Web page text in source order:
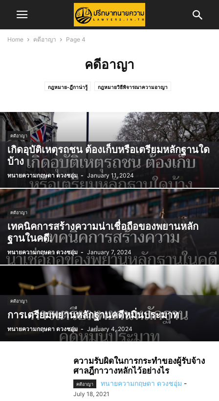
Home คดีอาญา Page 4
คดีอาญา
กฎหมาย-ฎีกาน่ารู้ กฎหมายวิธีพิจารณาความอาญา
ข่าวสอบทนายความ ข่าวสอบผู้พิพากษา/อัยการ ข่าวสาร ข่าวสารทนายความ
ข่าวสารสภาทนายความ ข่าวสารสภาทนายความส่วนภูมิภาค คดีครอบครัว
คดีอาญา ความรู้ในการพัฒนาวิชาชีพทนายความ
ทริบเทคนิค/บทความ ทั้งหมด บทความ บทความคดีแพ่ง
บทความและงานวิจัย ประกันภัย ประวัติทนายความ พ.ร.บ.จราจรทางบก
รับสมัครพนักงาน ศูนย์อำนวยการเลือกตั้ง สาระน่ารู้ สำนักฝึกอบรมวิชาว่าความ
สิทธิประโยชน์ทนายความ เรื่องทั่วไป แรงงาน
คดีอาญา
เกิดอุบัติเหตุรถชน ต้องเก็บหรือเตรียมหลักฐานใด
บ้าง
ทนายความกฤษดา ดวงชอุ่ม - January 11, 2024
คดีอาญา
เทคนิคการสร้างความน่าเชื่อถือของพยานหลัก
ฐานในคดี.
ทนายความกฤษดา ดวงชอุ่ม - January 7, 2024
คดีอาญา
การเตรียมพยานหลักฐานคดีหมิ่นประมาท
ทนายความกฤษดา ดวงชอุ่ม - January 4, 2024
ความรับผิดในการกระทำของผู้รับจ้าง
ศาลฎีกาวางหลักไว้อย่างไร
คดีอาญา ทนายความกฤษดา ดวงชอุ่ม -
July 18, 2021